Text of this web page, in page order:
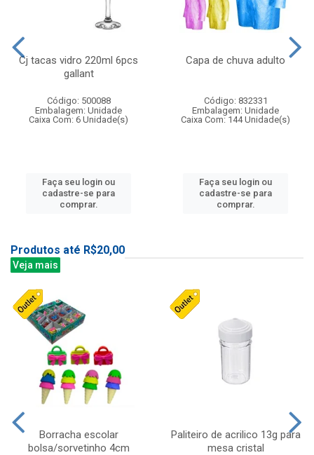
Cj tacas vidro 220ml 6pcs
gallant
Código: 500088
Embalagem: Unidade
Caixa Com: 6 Unidade(s)
Faça seu login ou
cadastre-se para
comprar.
Capa de chuva adulto
Código: 832331
Embalagem: Unidade
Caixa Com: 144 Unidade(s)
Faça seu login ou
cadastre-se para
comprar.
Produtos até R$20,00
Veja mais
Borracha escolar
bolsa/sorvetinho 4cm
Paliteiro de acrilico 13g para
mesa cristal